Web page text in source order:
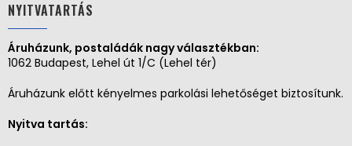
NYITVATARTÁS
Áruházunk, postaládák nagy választékban:
1062 Budapest, Lehel út 1/C (Lehel tér)
Áruházunk előtt kényelmes parkolási lehetőséget biztosítunk.
Nyitva tartás: